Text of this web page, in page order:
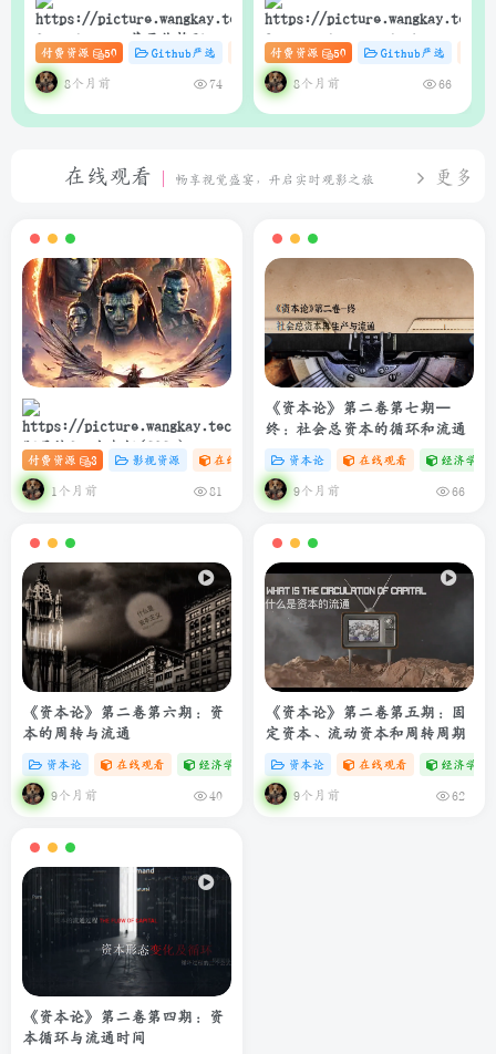
QuantAgent：基于价格驱动
的多智能体 LLM 高频交易分
析系统
付费资源 50 Github严选 杂货铺 # zibll # C # AI
8个月前 74
Stacks：Anna’s Archive
电子书快速下载的轻量级管
理器（支持Web界面与API）
付费资源 50 Github严选
8个月前 66
在线观看 畅享视觉盛宴，开启实时观影之旅 更多
阿凡达3：火与烬(2025)
4K+1080P 中英双字 夸克&度盘
&迅雷下载
付费资源 3 影视资源 在线观看 # 4K # 电影
1个月前 81
《资本论》第二卷第七期—
终：社会总资本的循环和流通
资本论 在线观看 经济学专
9个月前 66
《资本论》第二卷第六期：资
本的周转与流通
资本论 在线观看 经济学专题 # zibll # C
9个月前 40
《资本论》第二卷第五期：固
定资本、流动资本和周转周期
资本论 在线观看 经济学专
9个月前 62
《资本论》第二卷第四期：资
本循环与流通时间